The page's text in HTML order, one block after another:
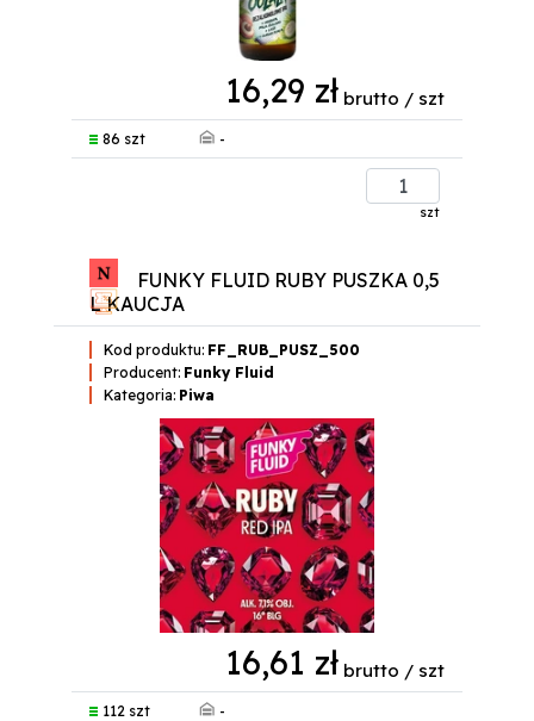
16,29 zł brutto / szt
86 szt -
szt
FUNKY FLUID RUBY PUSZKA 0,5
L KAUCJA
Kod produktu: FF_RUB_PUSZ_500
Producent: Funky Fluid
Kategoria: Piwa
16,61 zł brutto / szt
112 szt -